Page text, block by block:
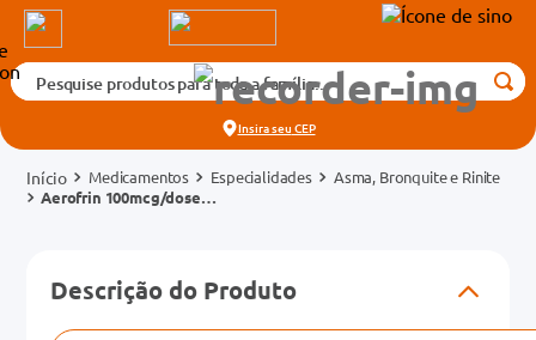
Pesquise produtos para toda a família...
Insira seu CEP
Medicamentos Especialidades
Asma, Bronquite e Rinite
Aerofrin 100mcg/dose
Descrição do Produto
Termos mais buscados
2º
fralda
dipirona